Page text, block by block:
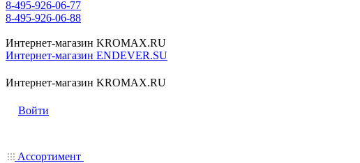
8-495-926-06-77
8-495-926-06-88
Интернет-магазин KROMAX.RU
Интернет-магазин ENDEVER.SU
Интернет-магазин KROMAX.RU
Войти
Ассортимент